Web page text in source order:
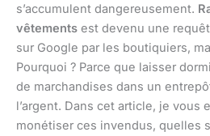
s’accumulent dangereusement.
vêtements est devenu une
sur Google par les boutiquiers,
Pourquoi ? Parce que laisser
de marchandises dans un
l’argent. Dans cet article, je vous
monétiser ces invendus, quelles